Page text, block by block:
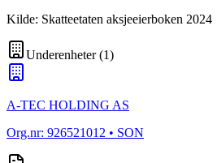
Kilde: Skatteetaten aksjeeierboken 2024
Underenheter(1)
A-TEC HOLDING AS
Org.nr: 926521012 • SON